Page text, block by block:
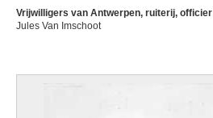
Vrijwilligers van Antwerpen, ruiterij, officier
Jules Van Imschoot